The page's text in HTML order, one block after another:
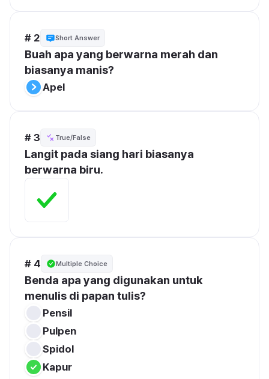
# 2 Short Answer
Buah apa yang berwarna merah dan
biasanya manis?
Apel
# 3 True/False
Langit pada siang hari biasanya
berwarna biru.
# 4 Multiple Choice
Benda apa yang digunakan untuk
menulis di papan tulis?
Pensil
Pulpen
Spidol
Kapur